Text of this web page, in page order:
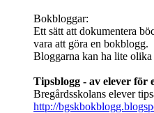
Bokbloggar:
Ett sätt att dokumentera
vara att göra en bokblogg.
Bloggarna kan ha lite olika
Tipsblogg - av elever för
Bregårdsskolans elever
http://